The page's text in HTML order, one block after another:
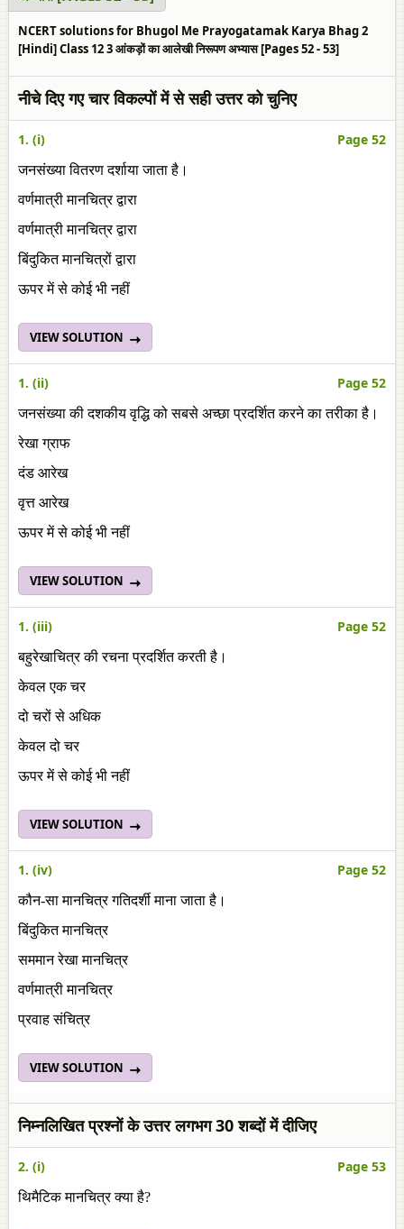
NCERT solutions for Bhugol Me Prayogatamak Karya Bhag 2
[Hindi] Class 12 3 आंकड़ों का आलेखी निरूपण अभ्यास [Pages 52 - 53]
नीचे दिए गए चार विकल्पों में से सही उत्तर को चुनिए
1. (i) Page 52
जनसंख्या वितरण दर्शाया जाता है।
वर्णमात्री मानचित्र द्वारा
वर्णमात्री मानचित्र द्वारा
बिंदुकित मानचित्रों द्वारा
ऊपर में से कोई भी नहीं
VIEW SOLUTION
1. (ii) Page 52
जनसंख्या की दशकीय वृद्धि को सबसे अच्छा प्रदर्शित करने का तरीका है।
रेखा ग्राफ
दंड आरेख
वृत्त आरेख
ऊपर में से कोई भी नहीं
VIEW SOLUTION
1. (iii) Page 52
बहुरेखाचित्र की रचना प्रदर्शित करती है।
केवल एक चर
दो चरों से अधिक
केवल दो चर
ऊपर में से कोई भी नहीं
VIEW SOLUTION
1. (iv) Page 52
कौन-सा मानचित्र गतिदर्शी माना जाता है।
बिंदुकित मानचित्र
सममान रेखा मानचित्र
वर्णमात्री मानचित्र
प्रवाह संचित्र
VIEW SOLUTION
निम्नलिखित प्रश्नों के उत्तर लगभग 30 शब्दों में दीजिए
2. (i) Page 53
थिमैटिक मानचित्र क्या है?